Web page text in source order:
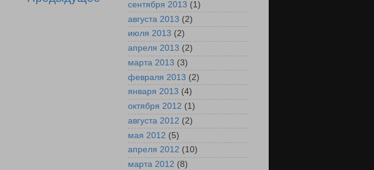
сентября 2013 (1)
августа 2013 (2)
июля 2013 (2)
апреля 2013 (2)
марта 2013 (3)
февраля 2013 (2)
января 2013 (4)
октября 2012 (1)
августа 2012 (2)
мая 2012 (5)
апреля 2012 (10)
марта 2012 (8)